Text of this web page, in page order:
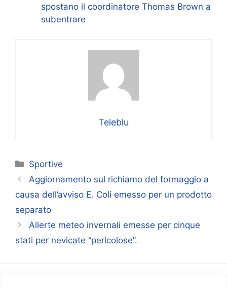
spostano il coordinatore Thomas Brown a
subentrare
Teleblu
Categorie
Sportive
Aggiornamento sul richiamo del formaggio a
causa dell’avviso E. Coli emesso per un prodotto
separato
Allerte meteo invernali emesse per cinque
stati per nevicate “pericolose”.